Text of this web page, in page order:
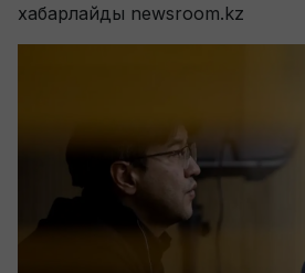
хабарлайды newsroom.kz